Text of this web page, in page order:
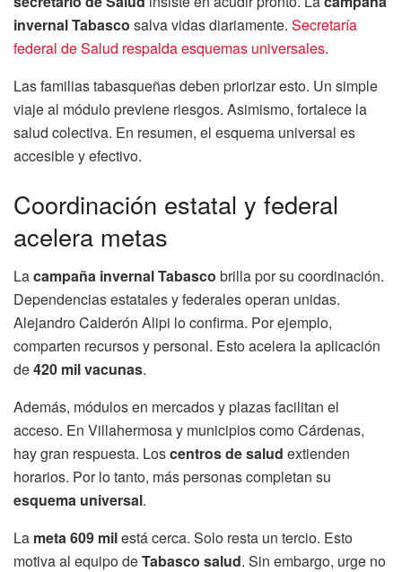
invernal Tabasco salva vidas diariamente. Secretaría
federal de Salud respalda esquemas universales.
Las familias tabasqueñas deben priorizar esto. Un simple
viaje al módulo previene riesgos. Asimismo, fortalece la
salud colectiva. En resumen, el esquema universal es
accesible y efectivo.
Coordinación estatal y federal
acelera metas
Lacampaña invernal Tabasco brilla por su coordinación.
Dependencias estatales y federales operan unidas.
Alejandro Calderón Alipi lo confirma. Por ejemplo,
comparten recursos y personal. Esto acelera la aplicación
de420 mil vacunas.
Además, módulos en mercados y plazas facilitan el
acceso. En Villahermosa y municipios como Cárdenas,
hay gran respuesta. Loscentros de salud extienden
horarios. Por lo tanto, más personas completan su
esquema universal.
La meta 609 milestá cerca. Solo resta un tercio. Esto
motiva al equipo deTabasco salud. Sin embargo, urge no